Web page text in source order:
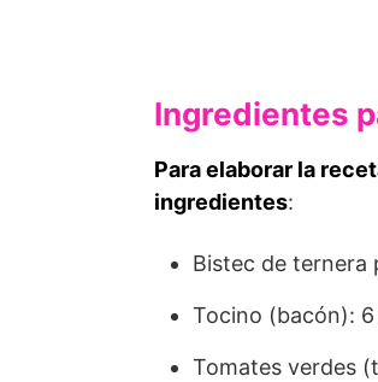
Ingredientes
Para elaborar la
ingredientes:
Bistec de ternera
Tocino (bacón):
Tomates verdes